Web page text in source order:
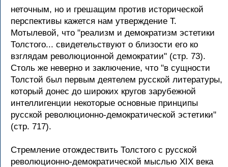
неточным, но и грешащим против исторической
перспективы кажется нам утверждение Т.
Мотылевой, что "реализм и демократизм эстетики
Толстого... свидетельствуют о близости его ко
взглядам революционной демократии" (стр. 73).
Столь же неверно и заключение, что "в сущности
Толстой был первым деятелем русской литературы,
который донес до широких кругов зарубежной
интеллигенции некоторые основные принципы
русской революционно-демократической эстетики"
(стр. 717).
Стремление отождествить Толстого с русской
революционно-демократической мыслью XIX века